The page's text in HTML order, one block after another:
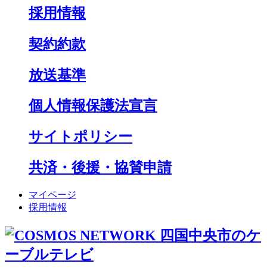
採用情報
契約約款
放送基準
個人情報保護法宣言
サイトポリシー
共済・後援・協賛申請
マイページ
採用情報